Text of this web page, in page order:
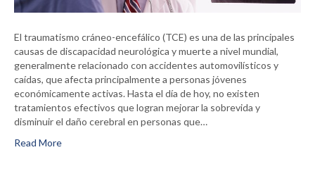
El traumatismo cráneo-encefálico (TCE) es una de las principales
causas de discapacidad neurológica y muerte a nivel mundial,
generalmente relacionado con accidentes automovilísticos y
caídas, que afecta principalmente a personas jóvenes
económicamente activas. Hasta el día de hoy, no existen
tratamientos efectivos que logran mejorar la sobrevida y
disminuir el daño cerebral en personas que…
Read More